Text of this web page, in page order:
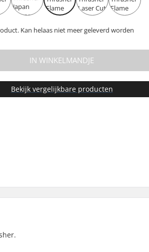
Kan helaas niet meer geleverd worden
IN WINKELMANDJE
Bekijk vergelijkbare producten